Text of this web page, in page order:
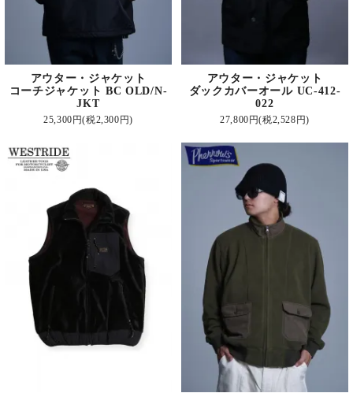
アウター・ジャケット
コーチジャケット BC OLD/N-
JKT
25,300円(税2,300円)
アウター・ジャケット
ダックカバーオール UC-412-
022
27,800円(税2,528円)